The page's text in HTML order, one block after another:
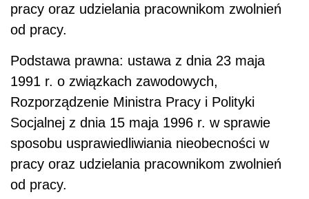
pracy oraz udzielania pracownikom zwolnień
od pracy.
Podstawa prawna: ustawa z dnia 23 maja
1991 r. o związkach zawodowych,
Rozporządzenie Ministra Pracy i Polityki
Socjalnej z dnia 15 maja 1996 r. w sprawie
sposobu usprawiedliwiania nieobecności w
pracy oraz udzielania pracownikom zwolnień
od pracy.